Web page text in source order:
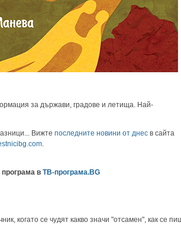
за държави, градове и летища. Най-
Вижте последните новини от днес в сайта
.
в ТВ-програма.BG
когато се чудят какво значи "отсамен", как се